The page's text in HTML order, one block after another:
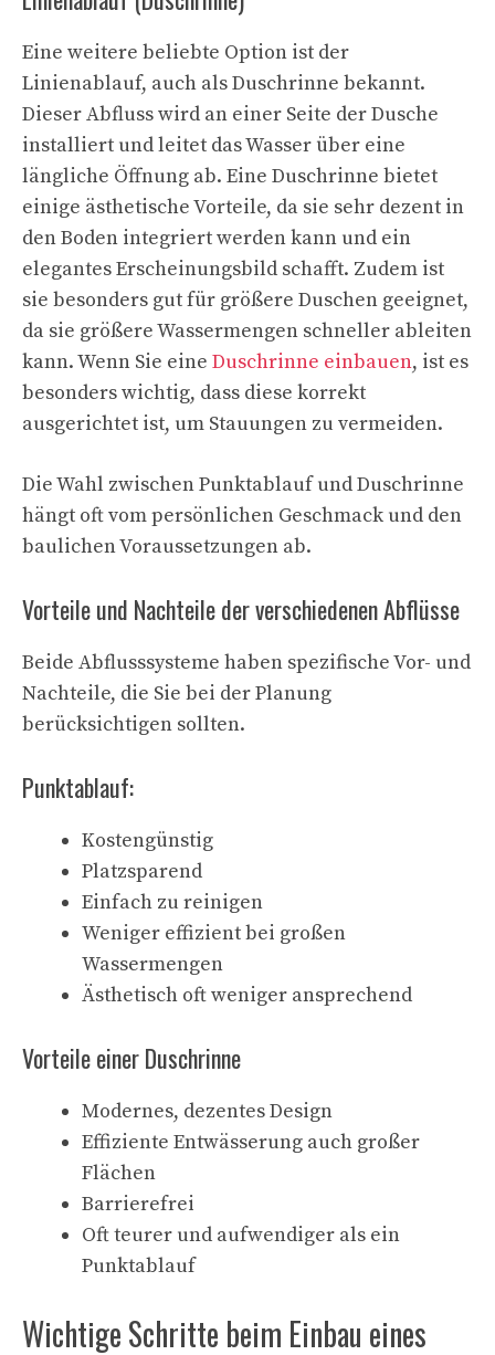
Eine weitere beliebte Option ist der
Linienablauf, auch als Duschrinne bekannt.
Dieser Abfluss wird an einer Seite der Dusche
installiert und leitet das Wasser über eine
längliche Öffnung ab. Eine Duschrinne bietet
einige ästhetische Vorteile, da sie sehr dezent in
den Boden integriert werden kann und ein
elegantes Erscheinungsbild schafft. Zudem ist
sie besonders gut für größere Duschen geeignet,
da sie größere Wassermengen schneller ableiten
kann. Wenn Sie eine Duschrinne einbauen, ist es
besonders wichtig, dass diese korrekt
ausgerichtet ist, um Stauungen zu vermeiden.
Die Wahl zwischen Punktablauf und Duschrinne
hängt oft vom persönlichen Geschmack und den
baulichen Voraussetzungen ab.
Vorteile und Nachteile der verschiedenen Abflüsse
Beide Abflusssysteme haben spezifische Vor- und
Nachteile, die Sie bei der Planung
berücksichtigen sollten.
Punktablauf:
Kostengünstig
Platzsparend
Einfach zu reinigen
Weniger effizient bei großen
Wassermengen
Ästhetisch oft weniger ansprechend
Vorteile einer Duschrinne
Modernes, dezentes Design
Effiziente Entwässerung auch großer
Flächen
Barrierefrei
Oft teurer und aufwendiger als ein
Punktablauf
Wichtige Schritte beim Einbau eines